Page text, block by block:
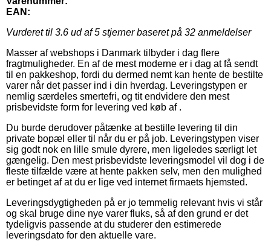
EAN:
Vurderet til 3.6 ud af 5 stjerner baseret på 32 anmeldelser
Masser af webshops i Danmark tilbyder i dag flere
fragtmuligheder. En af de mest moderne er i dag at få sendt
til en pakkeshop, fordi du dermed nemt kan hente de bestilte
varer når det passer ind i din hverdag. Leveringstypen er
nemlig særdeles smertefri, og tit endvidere den mest
prisbevidste form for levering ved køb af .
Du burde derudover påtænke at bestille levering til din
private bopæl eller til når du er på job. Leveringstypen viser
sig godt nok en lille smule dyrere, men ligeledes særligt let
gængelig. Den mest prisbevidste leveringsmodel vil dog i de
fleste tilfælde være at hente pakken selv, men den mulighed
er betinget af at du er lige ved internet firmaets hjemsted.
Leveringsdygtigheden på er jo temmelig relevant hvis vi står
og skal bruge dine nye varer fluks, så af den grund er det
tydeligvis passende at du studerer den estimerede
leveringsdato for den aktuelle vare.